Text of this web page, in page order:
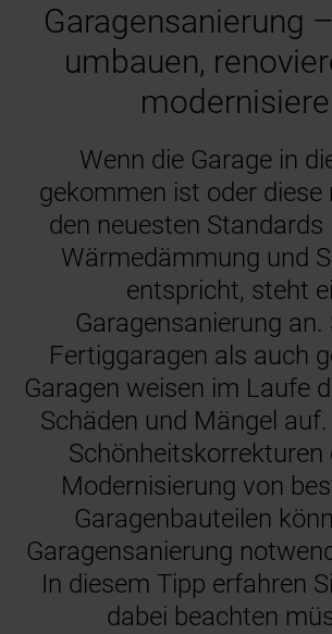
Garagensanierung
umbauen,
Wenn die Garage in
gekommen ist oder diese
den neuesten Standards
Wärmedämmung und
entspricht, steht
Garagensanierung an.
Fertiggaragen als auch
Garagen weisen im Laufe
Schäden und Mängel
Schönheitskorrekturen
Modernisierung von
Garagenbauteilen
Garagensanierung
In diesem Tipp erfahren
dabei beachten